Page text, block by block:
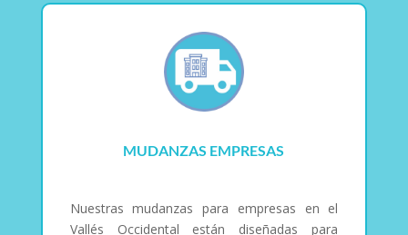
MUDANZAS EMPRESAS
Nuestras mudanzas para empresas en el
Vallés Occidental están diseñadas para